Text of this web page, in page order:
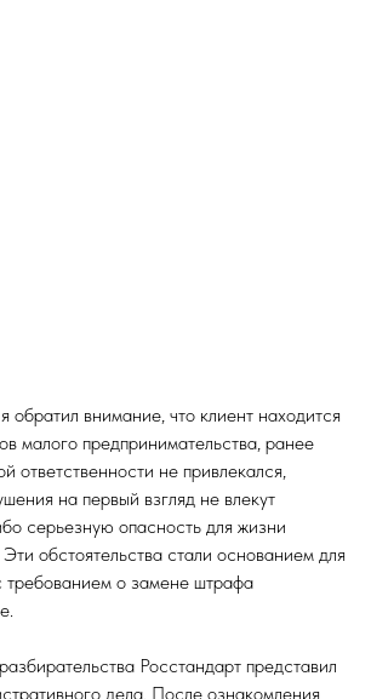
обратил внимание, что клиент находится
малого предпринимательства, ранее
ответственности не привлекался,
на первый взгляд не влекут
серьезную опасность для жизни
обстоятельства стали основанием для
о замене штрафа
Росстандарт представил
дела. После ознакомления